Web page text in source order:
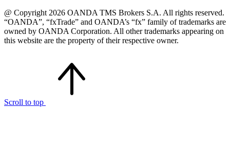
@ Copyright 2026 OANDA TMS Brokers S.A. All rights reserved.
“OANDA”, “fxTrade” and OANDA’s “fx” family of trademarks are
owned by OANDA Corporation. All other trademarks appearing on
this website are the property of their respective owner.
Scroll to top